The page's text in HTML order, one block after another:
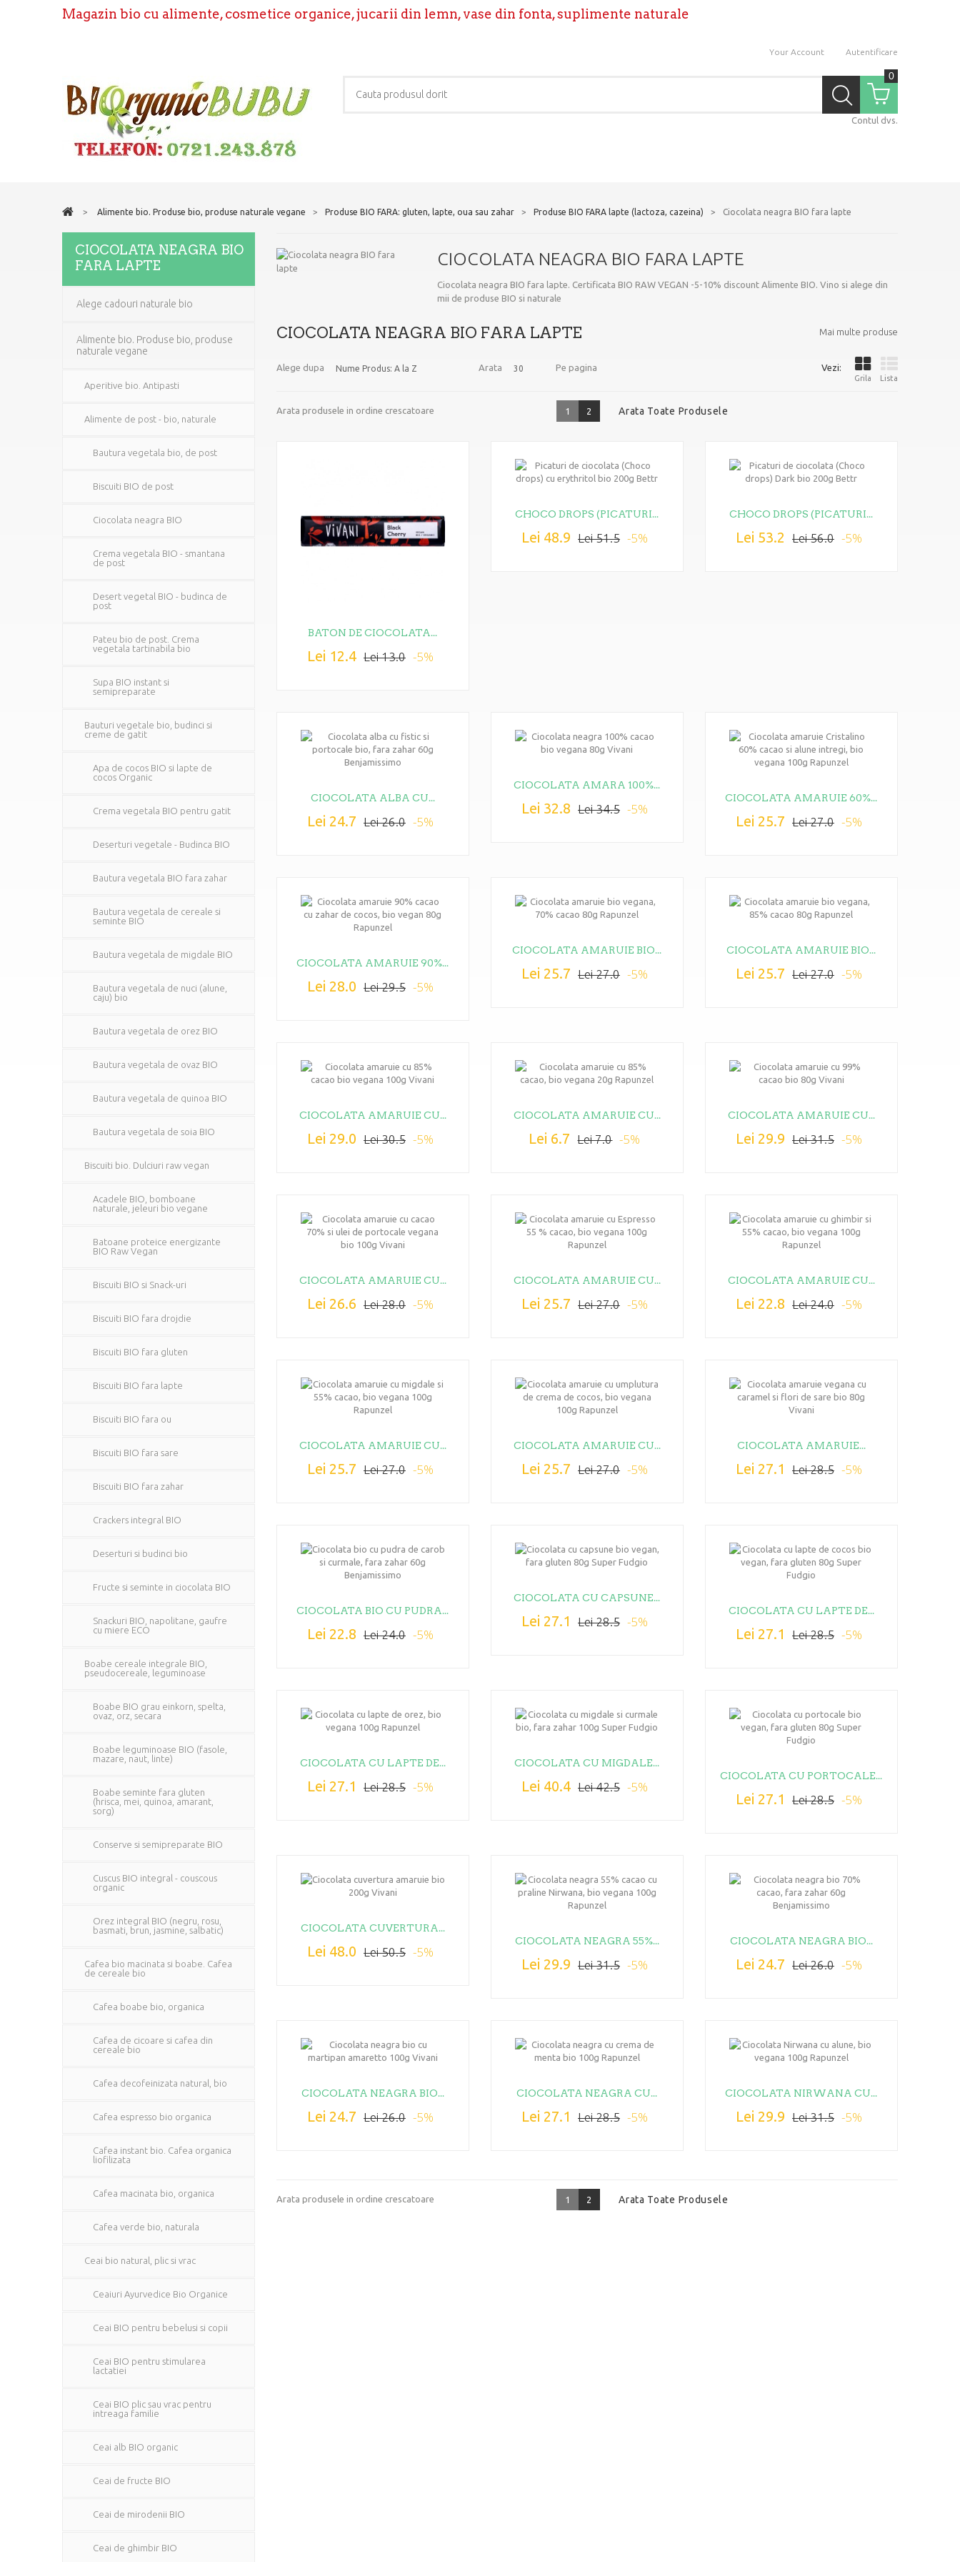
Magazin bio cu alimente, cosmetice organice, jucarii din lemn, vase din fonta, suplimente naturale
Autentificare
Your Account
Coş
0
Contul dvs.
> Alimente bio. Produse bio, produse naturale vegane > Produse BIO FARA: gluten, lapte, oua sau zahar > Produse BIO FARA lapte (lactoza, cazeina) > Ciocolata neagra BIO fara lapte
CIOCOLATA NEAGRA BIO
FARA LAPTE
Alege cadouri naturale bio
Alimente bio. Produse bio, produse
naturale vegane
Aperitive bio. Antipasti
Alimente de post - bio, naturale
Bautura vegetala bio, de post
Biscuiti BIO de post
Ciocolata neagra BIO
Crema vegetala BIO - smantana
de post
Desert vegetal BIO - budinca de
post
Pateu bio de post. Crema
vegetala tartinabila bio
Supa BIO instant si
semipreparate
Bauturi vegetale bio, budinci si
creme de gatit
Apa de cocos BIO si lapte de
cocos Organic
Crema vegetala BIO pentru gatit
Deserturi vegetale - Budinca BIO
Bautura vegetala BIO fara zahar
Bautura vegetala de cereale si
seminte BIO
Bautura vegetala de migdale BIO
Bautura vegetala de nuci (alune,
caju) bio
Bautura vegetala de orez BIO
Bautura vegetala de ovaz BIO
Bautura vegetala de quinoa BIO
Bautura vegetala de soia BIO
Biscuiti bio. Dulciuri raw vegan
Acadele BIO, bomboane
naturale, jeleuri bio vegane
Batoane proteice energizante
BIO Raw Vegan
Biscuiti BIO si Snack-uri
Biscuiti BIO fara drojdie
Biscuiti BIO fara gluten
Biscuiti BIO fara lapte
Biscuiti BIO fara ou
Biscuiti BIO fara sare
Biscuiti BIO fara zahar
Crackers integral BIO
Deserturi si budinci bio
Fructe si seminte in ciocolata BIO
Snackuri BIO, napolitane, gaufre
cu miere ECO
Boabe cereale integrale BIO,
pseudocereale, leguminoase
Boabe BIO grau einkorn, spelta,
ovaz, orz, secara
Boabe leguminoase BIO (fasole,
mazare, naut, linte)
Boabe seminte fara gluten
(hrisca, mei, quinoa, amarant,
sorg)
Conserve si semipreparate BIO
Cuscus BIO integral - couscous
organic
Orez integral BIO (negru, rosu,
basmati, brun, jasmine, salbatic)
Cafea bio macinata si boabe. Cafea
de cereale bio
Cafea boabe bio, organica
Cafea de cicoare si cafea din
cereale bio
Cafea decofeinizata natural, bio
Cafea espresso bio organica
Cafea instant bio. Cafea organica
liofilizata
Cafea macinata bio, organica
Cafea verde bio, naturala
Ceai bio natural, plic si vrac
Ceaiuri Ayurvedice Bio Organice
Ceai BIO pentru bebelusi si copii
Ceai BIO pentru stimularea
lactatiei
Ceai BIO plic sau vrac pentru
intreaga familie
Ceai alb BIO organic
Ceai de fructe BIO
Ceai de mirodenii BIO
Ceai de ghimbir BIO
CIOCOLATA NEAGRA BIO FARA LAPTE
Ciocolata neagra BIO fara lapte. Certificata BIO RAW VEGAN -5-10% discount Alimente BIO. Vino si alege din
mii de produse BIO si naturale
CIOCOLATA NEAGRA BIO FARA LAPTE Mai multe produse
Vezi:
Grila Lista
Alege dupa Nume Produs: A la Z Arata 30 Pe pagina
Arata Toate Produsele
1 2
Arata produsele in ordine crescatoare
BATON DE CIOCOLATA...
Lei 12.4 Lei 13.0 -5%
CHOCO DROPS (PICATURI...
Lei 48.9 Lei 51.5 -5%
CHOCO DROPS (PICATURI...
Lei 53.2 Lei 56.0 -5%
CIOCOLATA ALBA CU...
Lei 24.7 Lei 26.0 -5%
CIOCOLATA AMARA 100%...
Lei 32.8 Lei 34.5 -5%
CIOCOLATA AMARUIE 60%...
Lei 25.7 Lei 27.0 -5%
CIOCOLATA AMARUIE 90%...
Lei 28.0 Lei 29.5 -5%
CIOCOLATA AMARUIE BIO...
Lei 25.7 Lei 27.0 -5%
CIOCOLATA AMARUIE BIO...
Lei 25.7 Lei 27.0 -5%
CIOCOLATA AMARUIE CU...
Lei 29.0 Lei 30.5 -5%
CIOCOLATA AMARUIE CU...
Lei 6.7 Lei 7.0 -5%
CIOCOLATA AMARUIE CU...
Lei 29.9 Lei 31.5 -5%
CIOCOLATA AMARUIE CU...
Lei 26.6 Lei 28.0 -5%
CIOCOLATA AMARUIE CU...
Lei 25.7 Lei 27.0 -5%
CIOCOLATA AMARUIE CU...
Lei 22.8 Lei 24.0 -5%
CIOCOLATA AMARUIE CU...
Lei 25.7 Lei 27.0 -5%
CIOCOLATA AMARUIE CU...
Lei 25.7 Lei 27.0 -5%
CIOCOLATA AMARUIE...
Lei 27.1 Lei 28.5 -5%
CIOCOLATA BIO CU PUDRA...
Lei 22.8 Lei 24.0 -5%
CIOCOLATA CU CAPSUNE...
Lei 27.1 Lei 28.5 -5%
CIOCOLATA CU LAPTE DE...
Lei 27.1 Lei 28.5 -5%
CIOCOLATA CU LAPTE DE...
Lei 27.1 Lei 28.5 -5%
CIOCOLATA CU MIGDALE...
Lei 40.4 Lei 42.5 -5%
CIOCOLATA CU PORTOCALE...
Lei 27.1 Lei 28.5 -5%
CIOCOLATA CUVERTURA...
Lei 48.0 Lei 50.5 -5%
CIOCOLATA NEAGRA 55%...
Lei 29.9 Lei 31.5 -5%
CIOCOLATA NEAGRA BIO...
Lei 24.7 Lei 26.0 -5%
CIOCOLATA NEAGRA BIO...
Lei 24.7 Lei 26.0 -5%
CIOCOLATA NEAGRA CU...
Lei 27.1 Lei 28.5 -5%
CIOCOLATA NIRWANA CU...
Lei 29.9 Lei 31.5 -5%
Arata Toate Produsele
1 2
Arata produsele in ordine crescatoare